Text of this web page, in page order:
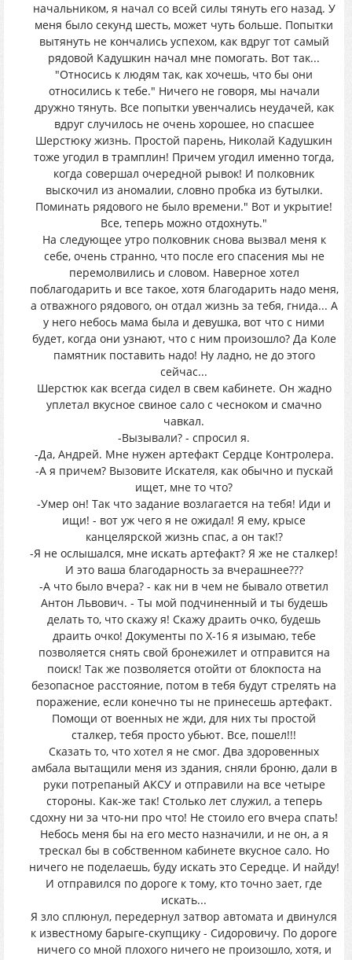
начальником, я начал со всей силы тянуть его назад. У
меня было секунд шесть, может чуть больше. Попытки
вытянуть не кончались успехом, как вдруг тот самый
рядовой Кадушкин начал мне помогать. Вот так...
"Относись к людям так, как хочешь, что бы они
относились к тебе." Ничего не говоря, мы начали
дружно тянуть. Все попытки увенчались неудачей, как
вдруг случилось не очень хорошее, но спасшее
Шерстюку жизнь. Простой парень, Николай Кадушкин
тоже угодил в трамплин! Причем угодил именно тогда,
когда совершал очередной рывок! И полковник
выскочил из аномалии, словно пробка из бутылки.
Поминать рядового не было времени." Вот и укрытие!
Все, теперь можно отдохнуть."
На следующее утро полковник снова вызвал меня к
себе, очень странно, что после его спасения мы не
перемолвились и словом. Наверное хотел
поблагодарить и все такое, хотя благодарить надо меня,
а отважного рядового, он отдал жизнь за тебя, гнида... А
у него небось мама была и девушка, вот что с ними
будет, когда они узнают, что с ним произошло? Да Коле
памятник поставить надо! Ну ладно, не до этого
сейчас...
Шерстюк как всегда сидел в свем кабинете. Он жадно
уплетал вкусное свиное сало с чесноком и смачно
чавкал.
-Вызывали? - спросил я.
-Да, Андрей. Мне нужен артефакт Сердце Контролера.
-А я причем? Вызовите Искателя, как обычно и пускай
ищет, мне то что?
-Умер он! Так что задание возлагается на тебя! Иди и
ищи! - вот уж чего я не ожидал! Я ему, крысе
канцелярской жизнь спас, а он так!?
-Я не ослышался, мне искать артефакт? Я же не сталкер!
И это ваша благодарность за вчерашнее???
-А что было вчера? - как ни в чем не бывало ответил
Антон Львович. - Ты мой подчиненный и ты будешь
делать то, что скажу я! Скажу драить очко, будешь
драить очко! Документы по Х-16 я изымаю, тебе
позволяется снять свой бронежилет и отправится на
поиск! Так же позволяется отойти от блокпоста на
безопасное расстояние, потом в тебя будут стрелять на
поражение, если конечно ты не принесешь артефакт.
Помощи от военных не жди, для них ты простой
сталкер, тебя просто убьют. Все, пошел!!!
Сказать то, что хотел я не смог. Два здоровенных
амбала вытащили меня из здания, сняли броню, дали в
руки потрепаный АКСУ и отправили на все четыре
стороны. Как-же так! Столько лет служил, а теперь
сдохну ни за что-ни про что! Не стоило его вчера спать!
Небось меня бы на его место назначили, и не он, а я
трескал бы в собственном кабинете вкусное сало. Но
ничего не поделаешь, буду искать это Середце. И найду!
И отправился по дороге к тому, кто точно зает, где
искать...
Я зло сплюнул, передернул затвор автомата и двинулся
к известному барыге-скупщику - Сидоровичу. По дороге
ничего со мной плохого ничего не произошло, хотя, и